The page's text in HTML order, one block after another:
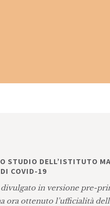
STUDIO DELL’ISTITUTO
COVID-19
in versione pre-
ora ottenuto l’ufficialità